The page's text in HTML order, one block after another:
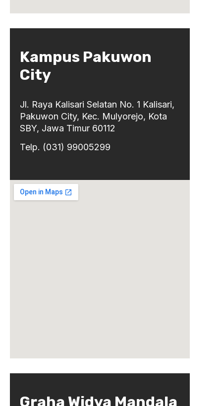
Kampus Pakuwon
City
Jl. Raya Kalisari Selatan No. 1 Kalisari,
Pakuwon City, Kec. Mulyorejo, Kota
SBY, Jawa Timur 60112
Telp. (031) 99005299
Graha Widya Mandala